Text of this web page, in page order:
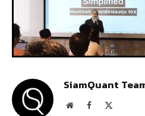
SiamQuant
WebsiteFacebook